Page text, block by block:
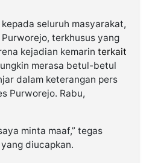
seluruh masyarakat,
terkhusus yang
kejadian kemarin terkait
merasa betul-betul
dalam keterangan pers
Purworejo. Rabu,
minta maaf,” tegas
diucapkan.